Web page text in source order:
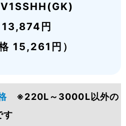
13,874円
15,261円）
※220L～3000L以外の
す